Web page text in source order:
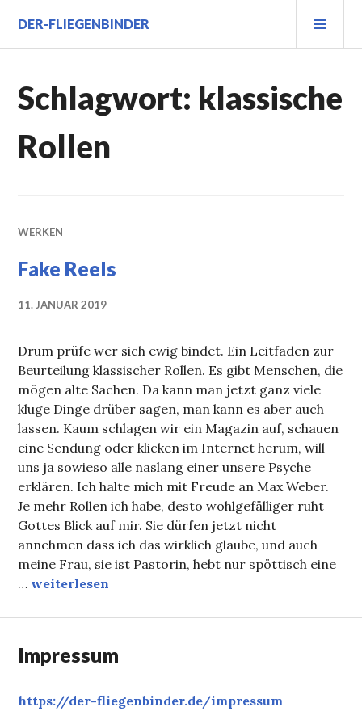
Inhalt
springen
DER-FLIEGENBINDER
Schlagwort: klassische
Rollen
WERKEN
Fake Reels
11. JANUAR 2019
Drum prüfe wer sich ewig bindet. Ein Leitfaden zur
Beurteilung klassischer Rollen. Es gibt Menschen, die
mögen alte Sachen. Da kann man jetzt ganz viele
kluge Dinge drüber sagen, man kann es aber auch
lassen. Kaum schlagen wir ein Magazin auf, schauen
eine Sendung oder klicken im Internet herum, will
uns ja sowieso alle naslang einer unsere Psyche
erklären. Ich halte mich mit Freude an Max Weber.
Je mehr Rollen ich habe, desto wohlgefälliger ruht
Gottes Blick auf mir. Sie dürfen jetzt nicht
annehmen dass ich das wirklich glaube, und auch
meine Frau, sie ist Pastorin, hebt nur spöttisch eine
… Fake Reels
weiterlesen
Impressum
https://der-fliegenbinder.de/impressum